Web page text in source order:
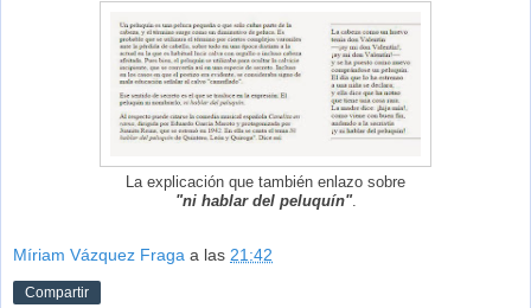
La explicación que también enlazo sobre
"ni hablar del peluquín".
Míriam Vázquez Fraga a las 21:42
Compartir